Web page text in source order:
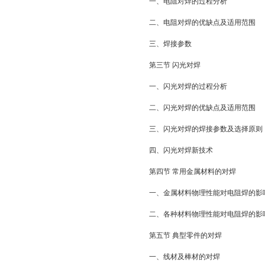
二、电阻对焊的优缺点及适用范围
三、焊接参数
第三节 闪光对焊
一、闪光对焊的过程分析
二、闪光对焊的优缺点及适用范围
三、闪光对焊的焊接参数及选择原则
四、闪光对焊新技术
第四节 常用金属材料的对焊
一、金属材料物理性能对电阻焊的影
二、各种材料物理性能对电阻焊的影
第五节 典型零件的对焊
一、线材及棒材的对焊